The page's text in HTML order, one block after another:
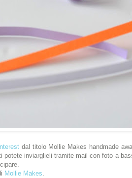
dal titolo Mollie Makes handmade
inviarglieli tramite mail con foto a
Mollie Makes.